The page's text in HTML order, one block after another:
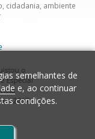
cidadania, ambiente
semelhantes de
e, ao continuar
condições.